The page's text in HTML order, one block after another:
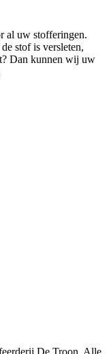
al uw stofferingen.
stof is versleten,
Dan kunnen wij uw
De Troon. Alle